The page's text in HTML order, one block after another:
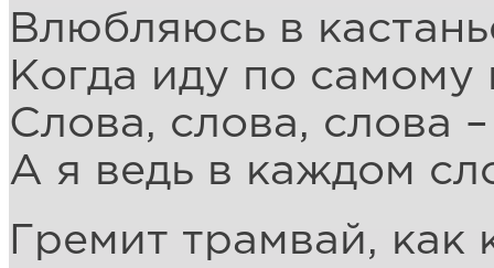
Влюбляюсь в
Когда иду по
Слова, слова, слова
А я ведь в каждом
Гремит трамвай, как